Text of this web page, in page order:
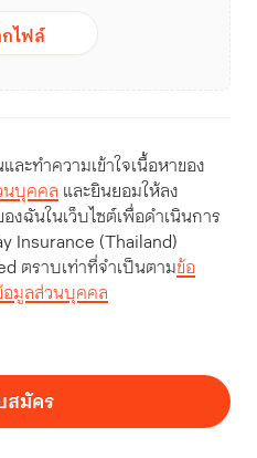
กไฟล์
ละทำความเข้าใจเนื้อหาของ
นบุคคล และยินยอมให้ลง
ฉันในเว็บไซต์เพื่อดำเนินการ
Insurance (Thailand)
ตราบเท่าที่จำเป็นตามข้อ
มูลส่วนบุคคล
สมัคร